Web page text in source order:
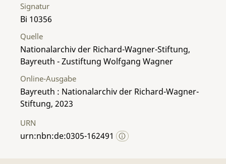
Signatur
Bi 10356
Quelle
Nationalarchiv der Richard-Wagner-Stiftung,
Bayreuth - Zustiftung Wolfgang Wagner
Online-Ausgabe
Bayreuth : Nationalarchiv der Richard-Wagner-
Stiftung, 2023
URN
urn:nbn:de:0305-162491